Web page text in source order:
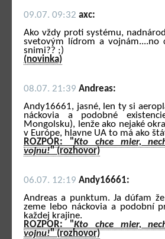
09.07. 09:32 axc:
Ako vždy proti systému,
svetovým lídrom a vojnám....no
snimi?? ;)
(novinka)
08.07. 21:39 Andreas:
Andy16661, jasné, len ty si
náckovia a podobné
Mongolsku), lenže ako nejaké
v Európe, hlavne UA to má ako
ROZPOR: "Kto chce mier,
vojnu!" (rozhovor)
06.07. 12:19 Andy16661:
Andreas a punktum. Ja dúfam
zeme lebo náckovia a podobní
každej krajine.
ROZPOR: "Kto chce mier,
vojnu!" (rozhovor)